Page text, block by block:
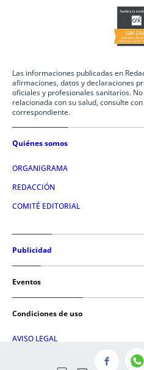
Las informaciones publicadas en
afirmaciones, datos y declaraciones
oficiales y profesionales sanitarios.
relacionada con su salud, consulte
correspondiente.
Quiénes somos
ORGANIGRAMA
REDACCIÓN
COMITÉ EDITORIAL
Publicidad
Eventos
Condiciones de uso
AVISO LEGAL